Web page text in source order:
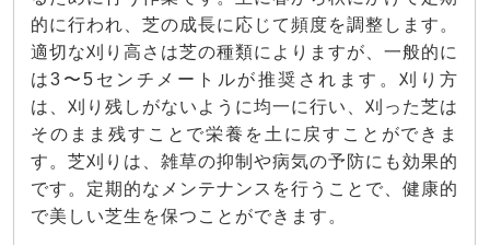
的に行われ、芝の成長に応じて頻度を調整します。
適切な刈り高さは芝の種類によりますが、一般的に
は3〜5センチメートルが推奨されます。刈り方
は、刈り残しがないように均一に行い、刈った芝は
そのまま残すことで栄養を土に戻すことができま
す。芝刈りは、雑草の抑制や病気の予防にも効果的
です。定期的なメンテナンスを行うことで、健康的
で美しい芝生を保つことができます。